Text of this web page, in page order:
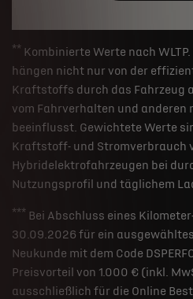
** Kombinierte Werte nach
hängen nicht nur von der
Kraftstoffs durch das Fahrzeug
vom Fahrverhalten und
beeinflusst. Gewichtete Werte
Kraftstoff- und Stromverbrauch
Hybridelektrofahrzeugen bei
Nutzungsprofil und täglichem
*** Bei Abschluss eines
30.09.2026 für ein
Neukunde mit dem Code
Preisvorteil von 1.000 € (inkl.
ausschließlich für die Online